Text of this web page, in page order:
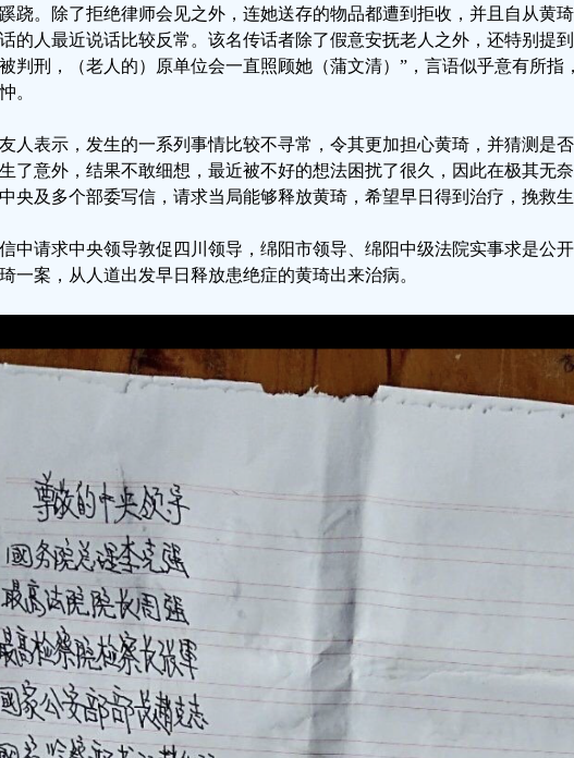
跷。除了拒绝律师会见之外，连她送存的物品都遭到拒收，并且自从黄
的人最近说话比较反常。该名传话者除了假意安抚老人之外，还特别提
判刑，（老人的）原单位会一直照顾她（蒲文清）”，言语似乎意有所指
。
人表示，发生的一系列事情比较不寻常，令其更加担心黄琦，并猜测是
了意外，结果不敢细想，最近被不好的想法困扰了很久，因此在极其无
央及多个部委写信，请求当局能够释放黄琦，希望早日得到治疗，挽救生
中请求中央领导敦促四川领导，绵阳市领导、绵阳中级法院实事求是公
一案，从人道出发早日释放患绝症的黄琦出来治病。